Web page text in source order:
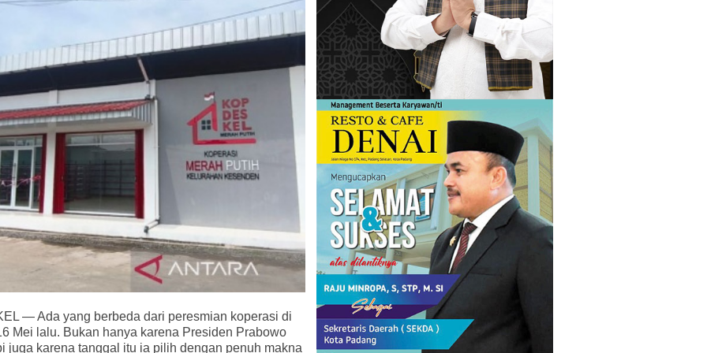
— Ada yang berbeda dari peresmian koperasi di
Mei lalu. Bukan hanya karena Presiden Prabowo
juga karena tanggal itu ia pilih dengan penuh makna